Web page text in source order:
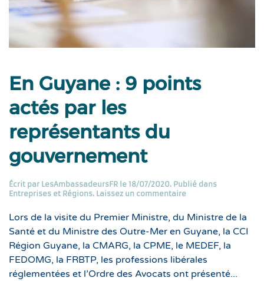
En Guyane : 9 points
actés par les
représentants du
gouvernement
Écrit par LesAmbassadeursFR le 18/07/2020. Publié dans
Entreprises et Régions. Laissez un commentaire
Lors de la visite du Premier Ministre, du Ministre de la
Santé et du Ministre des Outre-Mer en Guyane, la CCI
Région Guyane, la CMARG, la CPME, le MEDEF, la
FEDOMG, la FRBTP, les professions libérales
réglementées et l’Ordre des Avocats ont présenté...